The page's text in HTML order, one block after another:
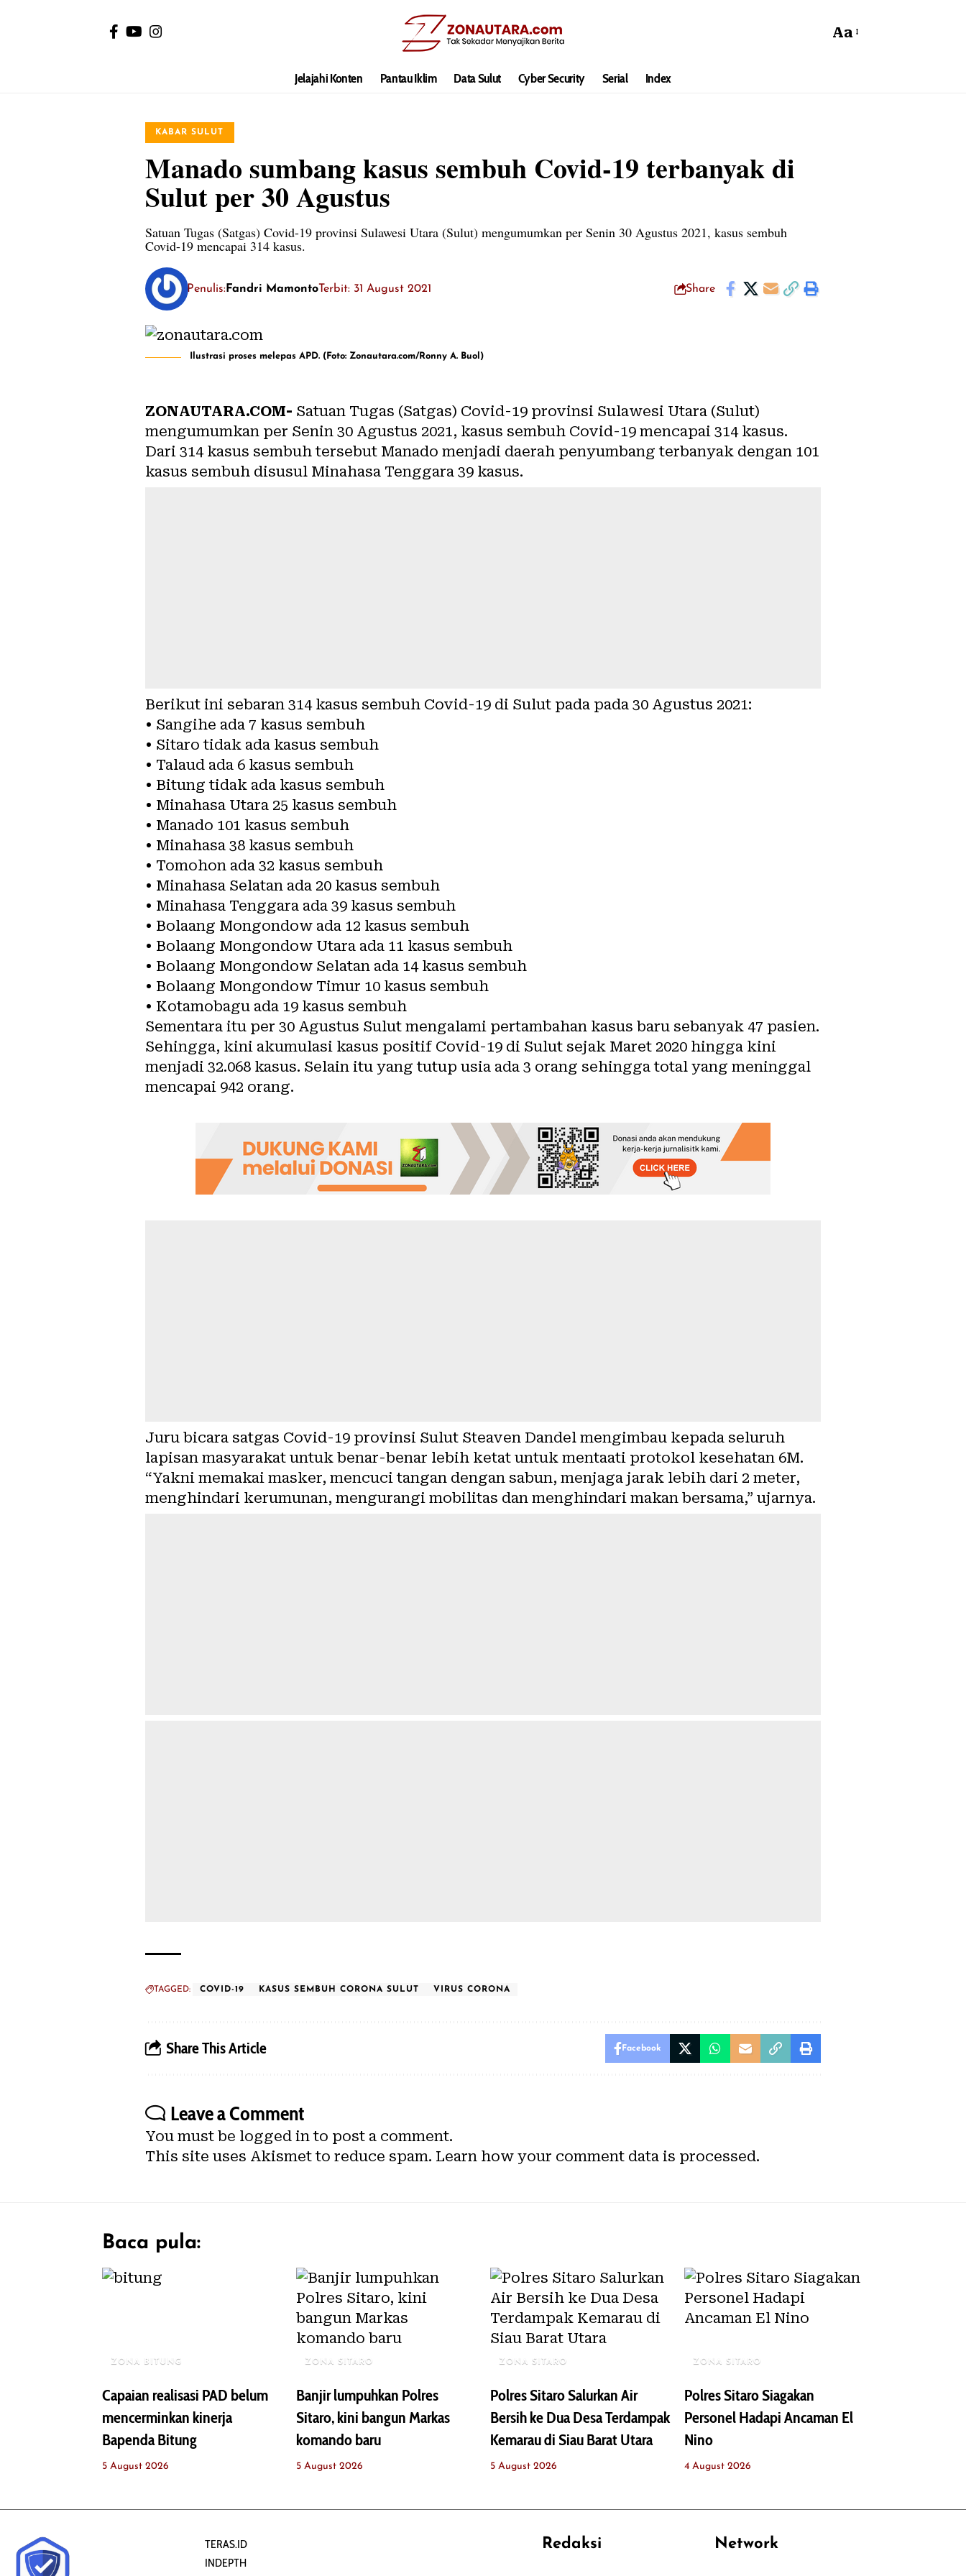
Aa
Jelajahi Konten Pantau Iklim Data Sulut Cyber Security Serial Index
KABAR SULUT
Manado sumbang kasus sembuh Covid-19 terbanyak di
Sulut per 30 Agustus
Satuan Tugas (Satgas) Covid-19 provinsi Sulawesi Utara (Sulut) mengumumkan per Senin 30 Agustus 2021, kasus sembuh
Covid-19 mencapai 314 kasus.
Penulis:Fandri Mamonto Terbit: 31 August 2021 Share
Ilustrasi proses melepas APD. (Foto: Zonautara.com/Ronny A. Buol)
ZONAUTARA.COM- Satuan Tugas (Satgas) Covid-19 provinsi Sulawesi Utara (Sulut)
mengumumkan per Senin 30 Agustus 2021, kasus sembuh Covid-19 mencapai 314 kasus.
Dari 314 kasus sembuh tersebut Manado menjadi daerah penyumbang terbanyak dengan 101
kasus sembuh disusul Minahasa Tenggara 39 kasus.
Berikut ini sebaran 314 kasus sembuh Covid-19 di Sulut pada pada 30 Agustus 2021:
• Sangihe ada 7 kasus sembuh
• Sitaro tidak ada kasus sembuh
• Talaud ada 6 kasus sembuh
• Bitung tidak ada kasus sembuh
• Minahasa Utara 25 kasus sembuh
• Manado 101 kasus sembuh
• Minahasa 38 kasus sembuh
• Tomohon ada 32 kasus sembuh
• Minahasa Selatan ada 20 kasus sembuh
• Minahasa Tenggara ada 39 kasus sembuh
• Bolaang Mongondow ada 12 kasus sembuh
• Bolaang Mongondow Utara ada 11 kasus sembuh
• Bolaang Mongondow Selatan ada 14 kasus sembuh
• Bolaang Mongondow Timur 10 kasus sembuh
• Kotamobagu ada 19 kasus sembuh
Sementara itu per 30 Agustus Sulut mengalami pertambahan kasus baru sebanyak 47 pasien.
Sehingga, kini akumulasi kasus positif Covid-19 di Sulut sejak Maret 2020 hingga kini
menjadi 32.068 kasus. Selain itu yang tutup usia ada 3 orang sehingga total yang meninggal
mencapai 942 orang.
Juru bicara satgas Covid-19 provinsi Sulut Steaven Dandel mengimbau kepada seluruh
lapisan masyarakat untuk benar-benar lebih ketat untuk mentaati protokol kesehatan 6M.
“Yakni memakai masker, mencuci tangan dengan sabun, menjaga jarak lebih dari 2 meter,
menghindari kerumunan, mengurangi mobilitas dan menghindari makan bersama,” ujarnya.
TAGGED: COVID-19 KASUS SEMBUH CORONA SULUT VIRUS CORONA
Share This Article Facebook
Leave a Comment
You must be logged in to post a comment.
This site uses Akismet to reduce spam. Learn how your comment data is processed.
Baca pula:
ZONA BITUNG
Capaian realisasi PAD belum
mencerminkan kinerja
Bapenda Bitung
5 August 2026
ZONA SITARO
Banjir lumpuhkan Polres
Sitaro, kini bangun Markas
komando baru
5 August 2026
ZONA SITARO
Polres Sitaro Salurkan Air
Bersih ke Dua Desa Terdampak
Kemarau di Siau Barat Utara
5 August 2026
ZONA SITARO
Polres Sitaro Siagakan
Personel Hadapi Ancaman El
Nino
4 August 2026
TERAS.ID
INDEPTH
Redaksi Network